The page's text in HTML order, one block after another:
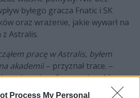
Process My Personal
byłego gracza Fnatic i SK
oraz wrażenie, jakie wywarł na
z Astralis.
pracę w Astralis, byłem
akademii– przyznał trace. –
się tu komfortowo i szybko
gdy więc zapytano mnie, czy nie